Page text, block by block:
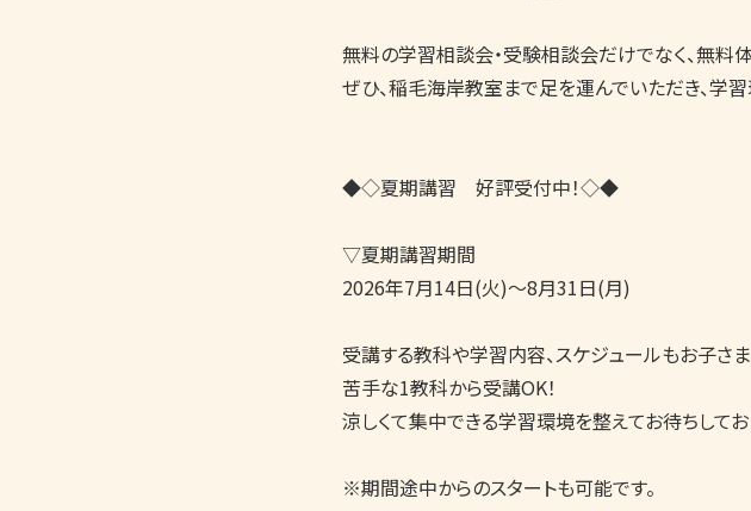
無料の学習相談会・受験相談会だけでなく、無料
ぜひ、稲毛海岸教室まで足を運んでいただき、学
◆◇夏期講習　好評受付中！◇◆
▽夏期講習期間
2026年7月14日(火)～8月31日(月)
受講する教科や学習内容、スケジュールもお子さま
苦手な1教科から受講OK！
涼しくて集中できる学習環境を整えてお待ちしてお
※期間途中からのスタートも可能です。